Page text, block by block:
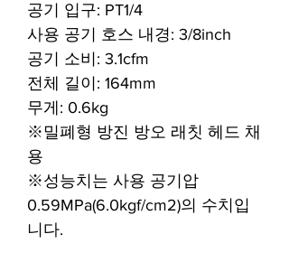
공기 입구: PT1/4
사용 공기 호스 내경: 3/8inch
공기 소비: 3.1cfm
전체 길이: 164mm
무게: 0.6kg
※밀폐형 방진 방오 래칫 헤드 채
용
※성능치는 사용 공기압
0.59MPa(6.0kgf/cm2)의 수치입
니다.